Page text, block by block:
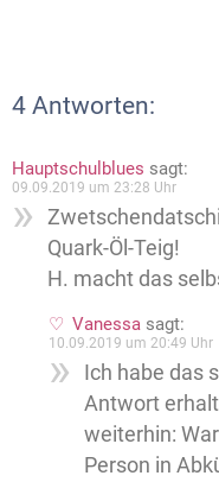
4 Antworten:
Hauptschulblues sagt:
09.09.2019 um 23:28 Uhr
Quark-Öl-Teig!
H. macht das
Vanessa sagt:
10.09.2019 um 20:49 Uhr
Ich habe das
Antwort
weiterhin:
Person in